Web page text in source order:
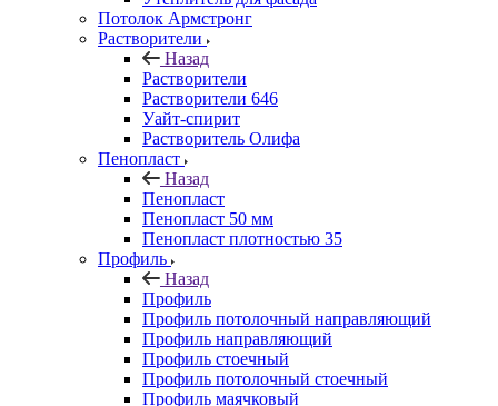
Потолок Армстронг
Растворители
Назад
Растворители
Растворители 646
Уайт-спирит
Растворитель Олифа
Пенопласт
Назад
Пенопласт
Пенопласт 50 мм
Пенопласт плотностью 35
Профиль
Назад
Профиль
Профиль потолочный направляющий
Профиль направляющий
Профиль стоечный
Профиль потолочный стоечный
Профиль маячковый